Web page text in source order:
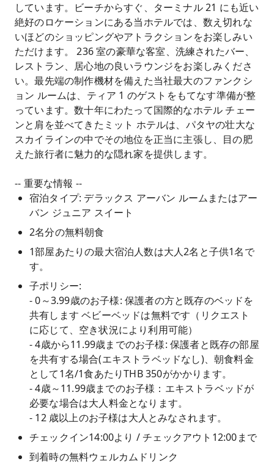
しています。ビーチからすぐ、ターミナル 21 にも近い
絶好のロケーションにある当ホテルでは、数え切れな
いほどのショッピングやアトラクションをお楽しみい
ただけます。 236 室の豪華な客室、洗練されたバー、
レストラン、居心地の良いラウンジをお楽しみくださ
い。最先端の制作機材を備えた当社最大のファンクシ
ョン ルームは、ティア 1 のゲストをもてなす準備が整
っています。数十年にわたって国際的なホテル チェー
ンと肩を並べてきたミット ホテルは、パタヤの壮大な
スカイラインの中でその地位を正当に主張し、目の肥
えた旅行者に魅力的な隠れ家を提供します。
-- 重要な情報 --
宿泊タイプ: デラックス アーバン ルームまたはアー
バン ジュニア スイート
2名分の無料朝食
1部屋あたりの最大宿泊人数は大人2名と子供1名で
す。
子ポリシー:
- 0～3.99歳のお子様: 保護者の方と既存のベッドを
共有します ベビーベッドは無料です（リクエスト
に応じて、空き状況により利用可能）
- 4歳から11.99歳までのお子様: 保護者と既存の部屋
を共有する場合(エキストラベッドなし)、朝食料金
として1名/1食あたりTHB 350がかかります。
- 4歳～11.99歳までのお子様：エキストラベッドが
必要な場合は大人料金となります。
- 12 歳以上のお子様は大人とみなされます。
チェックイン14:00より / チェックアウト12:00まで
到着時の無料ウェルカムドリンク